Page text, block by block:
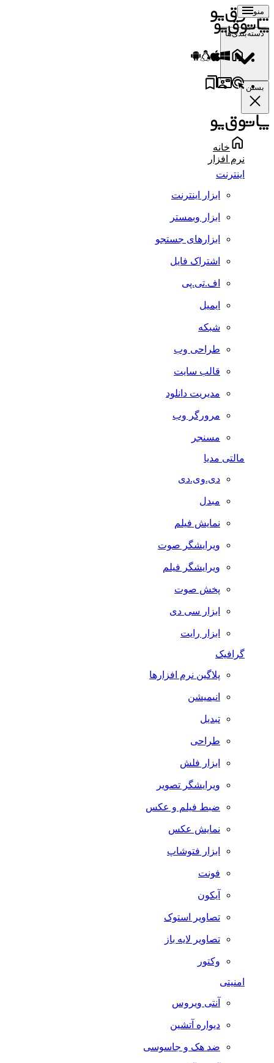
منو
دسته‌بندی‌ها
بستن
خانه
نرم افزار
اینترنت
ابزار اینترنت
ابزار وبمستر
ابزارهای جستجو
اشتراک فایل
اف.تی.پی
ایمیل
شبکه
طراحی وب
قالب سایت
مدیریت دانلود
مرورگر وب
مسنجر
مالتی مدیا
دی.وی.دی
مبدل
نمایش فیلم
ویرایشگر صوت
ویرایشگر فیلم
پخش صوت
ابزار سی دی
ابزار رایت
گرافیک
پلاگین نرم افزارها
انیمیشن
تبدیل
طراحی
ابزار فلش
ویرایشگر تصویر
ضبط فيلم و عكس
نمایش عکس
ابزار فتوشاپ
فونت
آیکون
تصاویر استوک
تصاویر لایه باز
وکتور
امنیتی
آنتی ویروس
دیواره آتشین
ضد هک و جاسوسی